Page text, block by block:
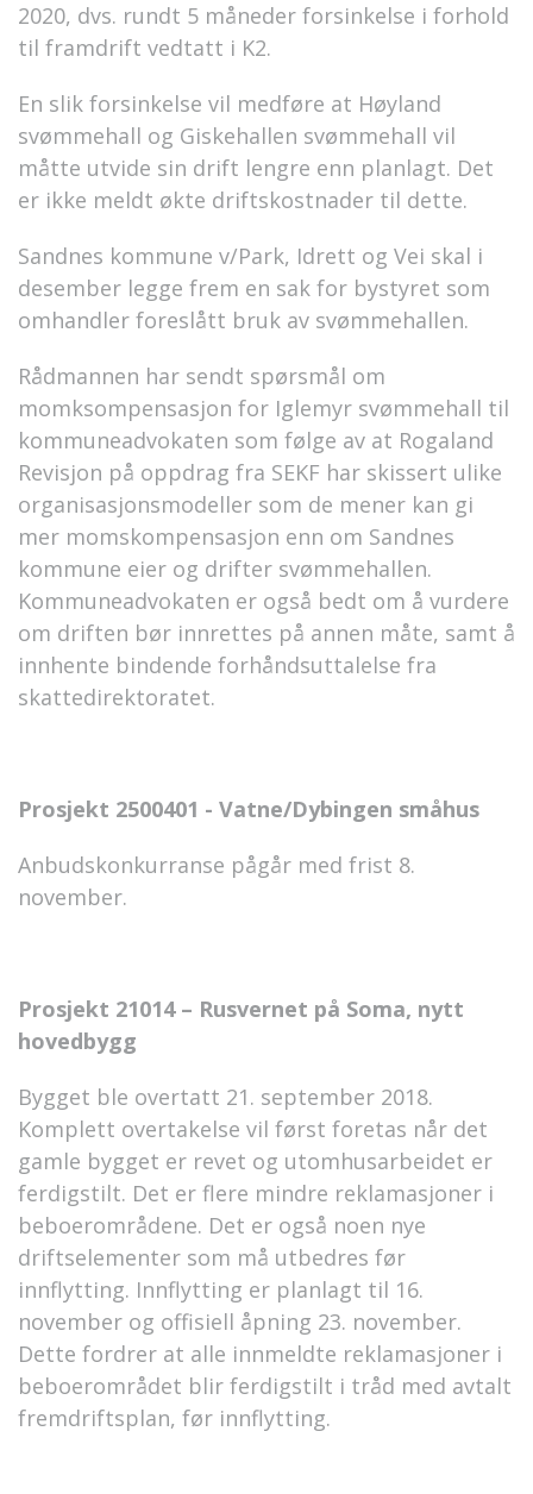
2020, dvs. rundt 5 måneder forsinkelse i forhold
til framdrift vedtatt i K2.
En slik forsinkelse vil medføre at Høyland
svømmehall og Giskehallen svømmehall vil
måtte utvide sin drift lengre enn planlagt. Det
er ikke meldt økte driftskostnader til dette.
Sandnes kommune v/Park, Idrett og Vei skal i
desember legge frem en sak for bystyret som
omhandler foreslått bruk av svømmehallen.
Rådmannen har sendt spørsmål om
momksompensasjon for Iglemyr svømmehall til
kommuneadvokaten som følge av at Rogaland
Revisjon på oppdrag fra SEKF har skissert ulike
organisasjonsmodeller som de mener kan gi
mer momskompensasjon enn om Sandnes
kommune eier og drifter svømmehallen.
Kommuneadvokaten er også bedt om å vurdere
om driften bør innrettes på annen måte, samt å
innhente bindende forhåndsuttalelse fra
skattedirektoratet.
Prosjekt 2500401 - Vatne/Dybingen småhus
Anbudskonkurranse pågår med frist 8.
november.
Prosjekt 21014 – Rusvernet på Soma, nytt
hovedbygg
Bygget ble overtatt 21. september 2018.
Komplett overtakelse vil først foretas når det
gamle bygget er revet og utomhusarbeidet er
ferdigstilt. Det er flere mindre reklamasjoner i
beboerområdene. Det er også noen nye
driftselementer som må utbedres før
innflytting. Innflytting er planlagt til 16.
november og offisiell åpning 23. november.
Dette fordrer at alle innmeldte reklamasjoner i
beboerområdet blir ferdigstilt i tråd med avtalt
fremdriftsplan, før innflytting.